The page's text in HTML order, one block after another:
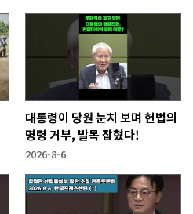
대통령이 당원 눈치 보며 헌법의
명령 거부, 발목 잡혔다!
2026-8-6